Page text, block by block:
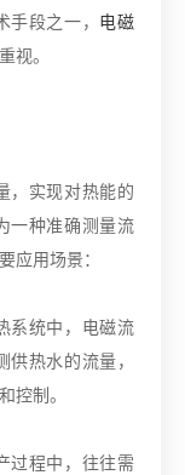
段之一， 电磁
视。
，实现对热能的
一种准确测量流
应用场景：
系统中，电磁流
热水的流量，
控制。
过程中，往往需